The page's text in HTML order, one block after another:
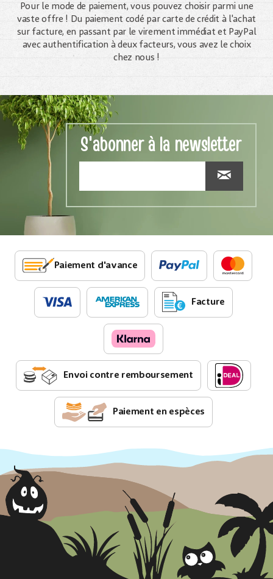
Pour le mode de paiement, vous pouvez choisir parmi une
vaste offre ! Du paiement codé par carte de crédit à l'achat
sur facture, en passant par le virement immédiat et PayPal
avec authentification à deux facteurs, vous avez le choix
chez nous !
S'abonner à la newsletter
Paiement d'avance
Facture
Envoi contre remboursement
Paiement en espèces